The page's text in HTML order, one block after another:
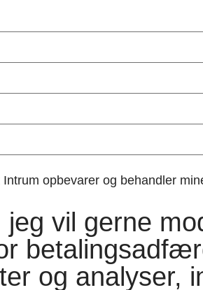
Intrum opbevarer og behandler
jeg vil gerne
og analyser,